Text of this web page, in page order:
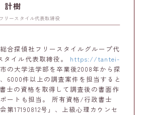
樹
リースタイル代表取締役
合探偵社フリースタイルグループ代
イル代表取締役。 https://tantei-
の大学法学部を卒業後2008年から探
6000件以上の調査案件を担当すると
士の資格を取得して調査後の書面作
ートも担当。 所有資格/行政書士
第17190812号」、上級心理カウンセ